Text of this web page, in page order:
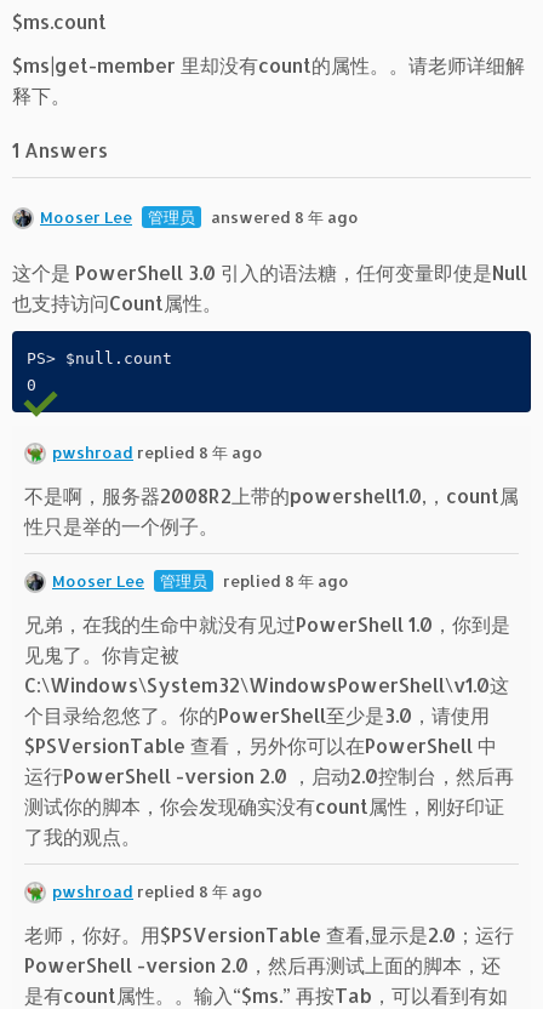
$ms.count
$ms|get-member 里却没有count的属性。。请老师详细解
释下。
1 Answers
Mooser Lee 管理员 answered 8 年 ago
这个是 PowerShell 3.0 引入的语法糖，任何变量即使是Null
也支持访问Count属性。
PS> $null.count
0
pwshroad replied 8 年 ago
不是啊，服务器2008R2上带的powershell1.0,，count属
性只是举的一个例子。
Mooser Lee 管理员 replied 8 年 ago
兄弟，在我的生命中就没有见过PowerShell 1.0，你到是
见鬼了。你肯定被
C:\Windows\System32\WindowsPowerShell\v1.0这
个目录给忽悠了。你的PowerShell至少是3.0，请使用
$PSVersionTable 查看，另外你可以在PowerShell 中
运行PowerShell -version 2.0 ，启动2.0控制台，然后再
测试你的脚本，你会发现确实没有count属性，刚好印证
了我的观点。
pwshroad replied 8 年 ago
老师，你好。用$PSVersionTable 查看,显示是2.0；运行
PowerShell -version 2.0，然后再测试上面的脚本，还
是有count属性。。输入“$ms.” 再按Tab，可以看到有如